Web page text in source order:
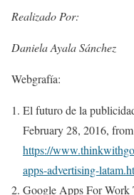
Realizado Por:
Daniela Ayala Sánchez
Webgrafía:
El futuro de la
February 28, 2016, from
https://
apps-advertising-
Google Apps For Work